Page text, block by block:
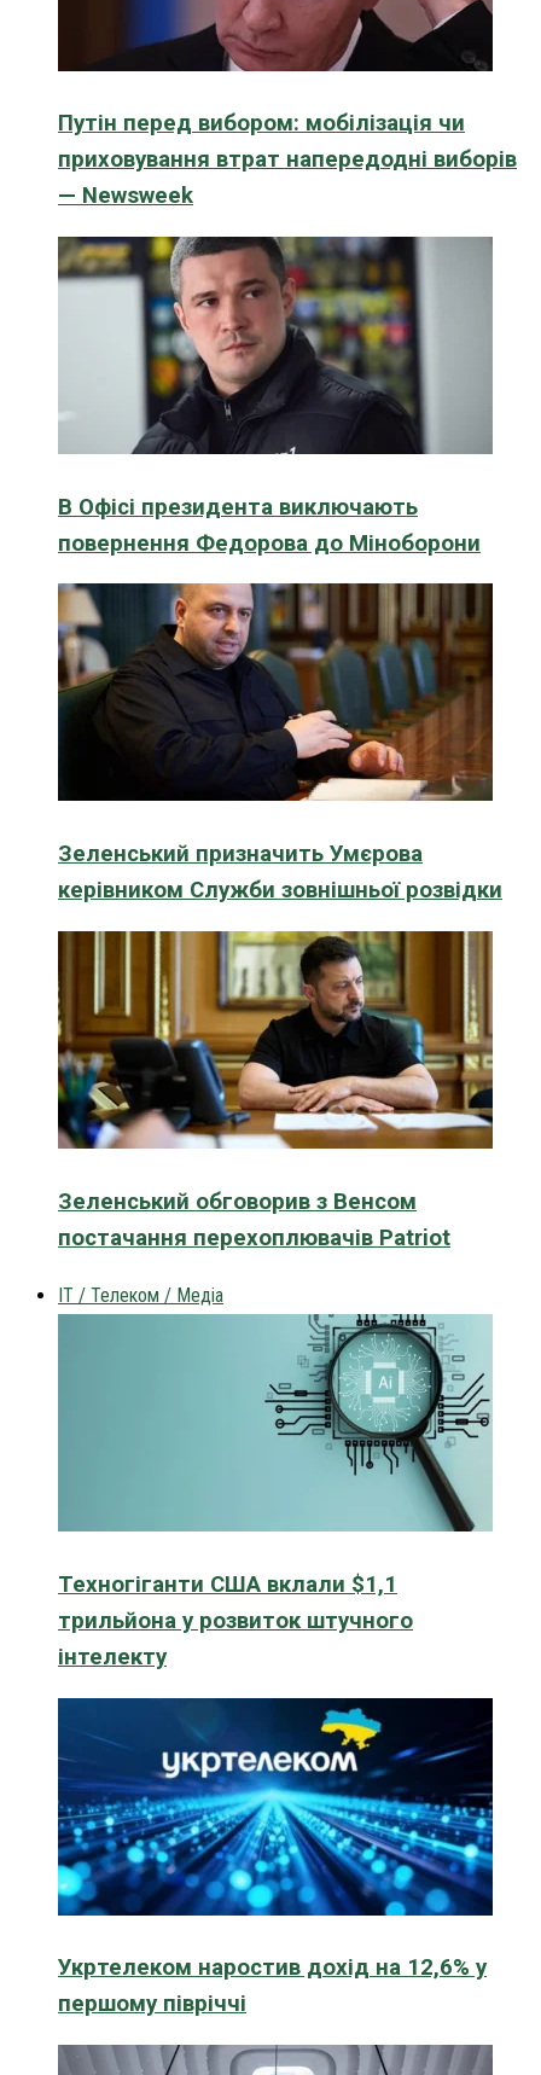
Путін перед вибором: мобілізація чи
приховування втрат напередодні виборів
— Newsweek
В Офісі президента виключають
повернення Федорова до Міноборони
Зеленський призначить Умєрова
керівником Служби зовнішньої розвідки
Зеленський обговорив з Венсом
постачання перехоплювачів Patriot
IT / Телеком / Медіа
Техногіганти США вклали $1,1
трильйона у розвиток штучного
інтелекту
Укртелеком наростив дохід на 12,6% у
першому півріччі